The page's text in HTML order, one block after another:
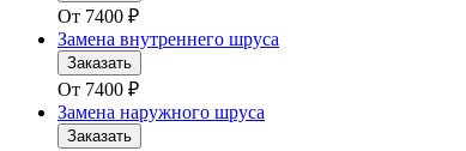
От 7400 ₽
Замена внутреннего шруса
Заказать
От 7400 ₽
Замена наружного шруса
Заказать